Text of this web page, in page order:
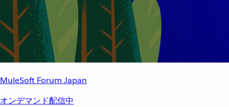
MuleSoft Forum Japan
オンデマンド配信中